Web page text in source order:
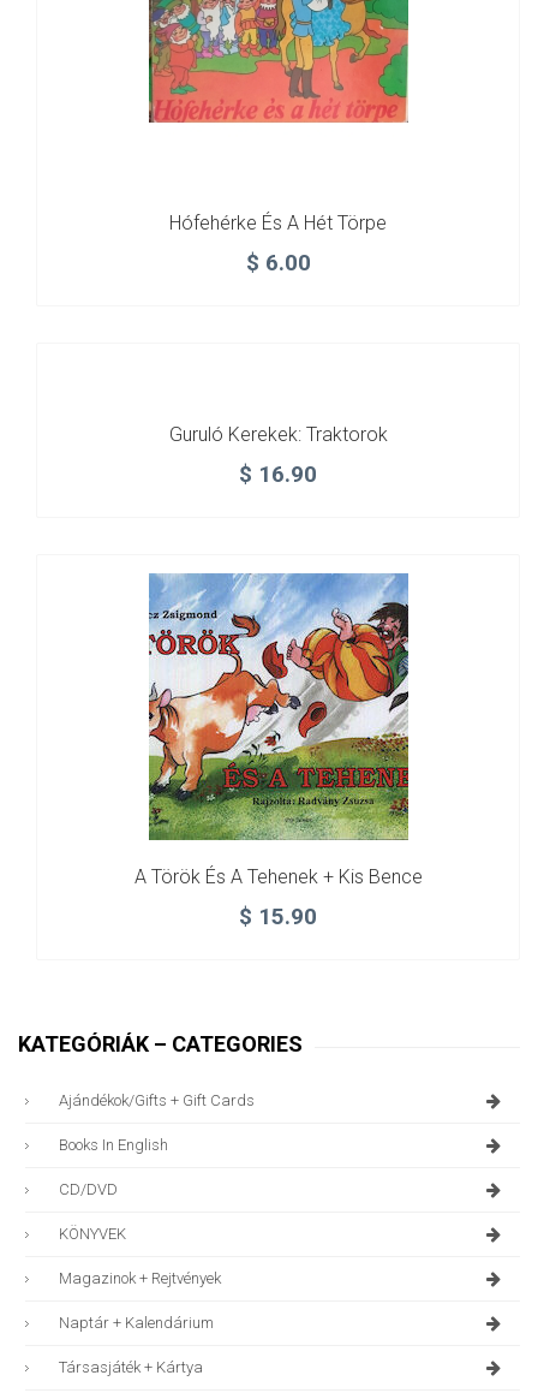
Hófehérke És A Hét Törpe
$ 6.00
Guruló Kerekek: Traktorok
$ 16.90
A Török És A Tehenek + Kis Bence
$ 15.90
KATEGÓRIÁK – CATEGORIES
Ajándékok/gifts + Gift Cards
Books In English
CD/DVD
KÖNYVEK
Magazinok + Rejtvények
Naptár + Kalendárium
Társasjáték + Kártya